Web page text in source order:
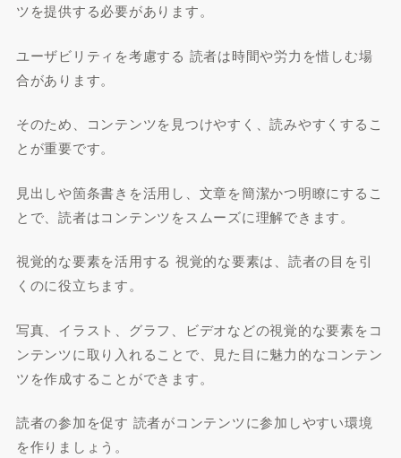
ツを提供する必要があります。
ユーザビリティを考慮する 読者は時間や労力を惜しむ場
合があります。
そのため、コンテンツを見つけやすく、読みやすくするこ
とが重要です。
見出しや箇条書きを活用し、文章を簡潔かつ明瞭にするこ
とで、読者はコンテンツをスムーズに理解できます。
視覚的な要素を活用する 視覚的な要素は、読者の目を引
くのに役立ちます。
写真、イラスト、グラフ、ビデオなどの視覚的な要素をコ
ンテンツに取り入れることで、見た目に魅力的なコンテン
ツを作成することができます。
読者の参加を促す 読者がコンテンツに参加しやすい環境
を作りましょう。